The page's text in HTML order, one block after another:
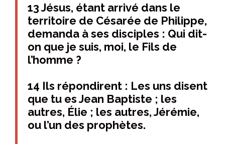
13 Jésus, étant arrivé dans le
territoire de Césarée de Philippe,
demanda à ses disciples : Qui dit-
on que je suis, moi, le Fils de
l’homme ?
14 Ils répondirent : Les uns disent
que tu es Jean Baptiste ; les
autres, Élie ; les autres, Jérémie,
ou l’un des prophètes.